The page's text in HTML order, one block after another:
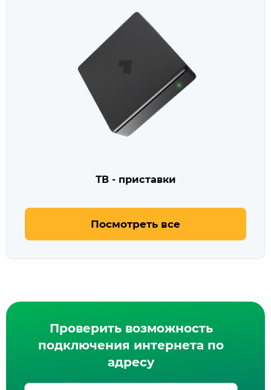
ТВ - приставки
Посмотреть все
Проверить возможность
подключения интернета по
адресу